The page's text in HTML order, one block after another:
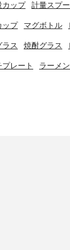
カップ 計量スプ
ップ マグボトル
ラス 焼酎グラス
プレート ラーメ